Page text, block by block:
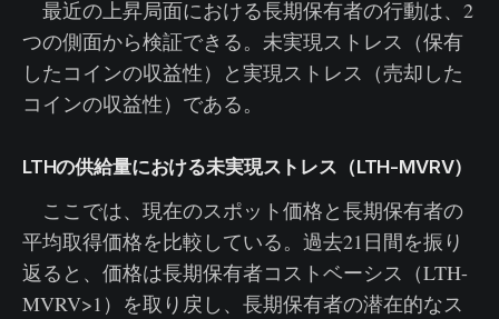
最近の上昇局面における長期保有者の行動は、2
つの側面から検証できる。未実現ストレス（保有
したコインの収益性）と実現ストレス（売却した
コインの収益性）である。
LTHの供給量における未実現ストレス（LTH-MVRV）
ここでは、現在のスポット価格と長期保有者の
平均取得価格を比較している。過去21日間を振り
返ると、価格は長期保有者コストベーシス（LTH-
MVRV>1）を取り戻し、長期保有者の潜在的なス